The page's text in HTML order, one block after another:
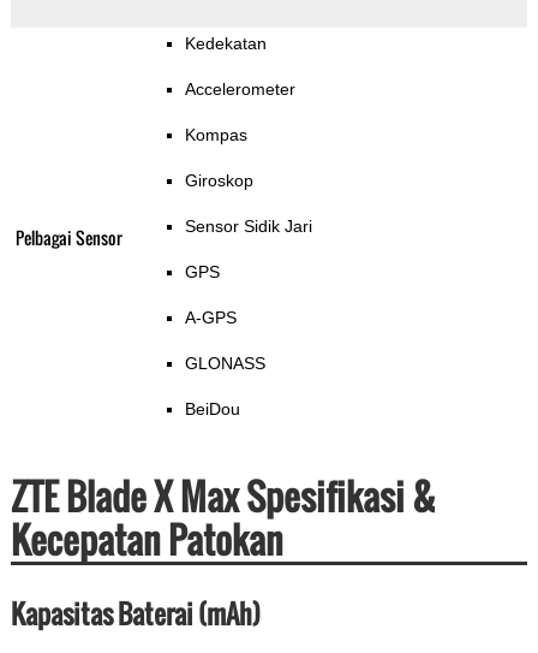
Pelbagai Sensor
Kedekatan
Accelerometer
Kompas
Giroskop
Sensor Sidik Jari
GPS
A-GPS
GLONASS
BeiDou
ZTE Blade X Max Spesifikasi &
Kecepatan Patokan
Kapasitas Baterai (mAh)